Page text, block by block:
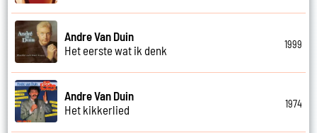
Andre Van Duin
Het eerste wat ik denk
1999
Andre Van Duin
Het kikkerlied
1974